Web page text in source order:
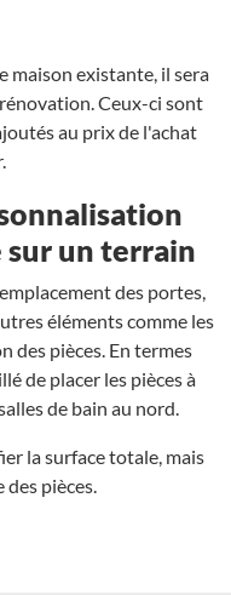
maison existante, il sera
Ceux-ci sont
au prix de l'achat
sur un terrain
des portes,
éléments comme les
des pièces. En termes
de placer les pièces à
de bain au nord.
la surface totale, mais
pièces.